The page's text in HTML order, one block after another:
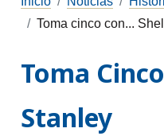
Toma cinco con...
Toma
Stanley